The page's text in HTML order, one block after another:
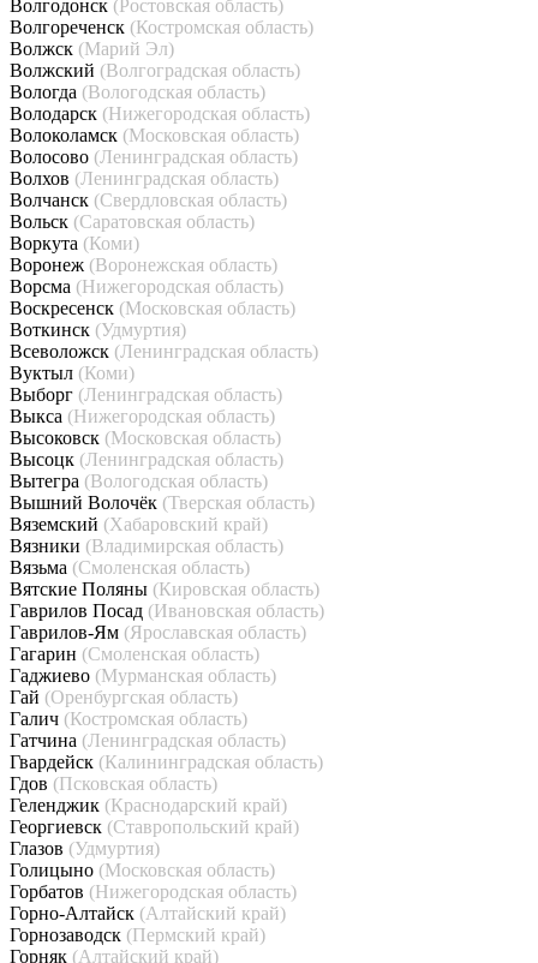
Волгодонск (Ростовская область)
Волгореченск (Костромская область)
Волжск (Марий Эл)
Волжский (Волгоградская область)
Вологда (Вологодская область)
Володарск (Нижегородская область)
Волоколамск (Московская область)
Волосово (Ленинградская область)
Волхов (Ленинградская область)
Волчанск (Свердловская область)
Вольск (Саратовская область)
Воркута (Коми)
Воронеж (Воронежская область)
Ворсма (Нижегородская область)
Воскресенск (Московская область)
Воткинск (Удмуртия)
Всеволожск (Ленинградская область)
Вуктыл (Коми)
Выборг (Ленинградская область)
Выкса (Нижегородская область)
Высоковск (Московская область)
Высоцк (Ленинградская область)
Вытегра (Вологодская область)
Вышний Волочёк (Тверская область)
Вяземский (Хабаровский край)
Вязники (Владимирская область)
Вязьма (Смоленская область)
Вятские Поляны (Кировская область)
Гаврилов Посад (Ивановская область)
Гаврилов-Ям (Ярославская область)
Гагарин (Смоленская область)
Гаджиево (Мурманская область)
Гай (Оренбургская область)
Галич (Костромская область)
Гатчина (Ленинградская область)
Гвардейск (Калининградская область)
Гдов (Псковская область)
Геленджик (Краснодарский край)
Георгиевск (Ставропольский край)
Глазов (Удмуртия)
Голицыно (Московская область)
Горбатов (Нижегородская область)
Горно-Алтайск (Алтайский край)
Горнозаводск (Пермский край)
Горняк (Алтайский край)